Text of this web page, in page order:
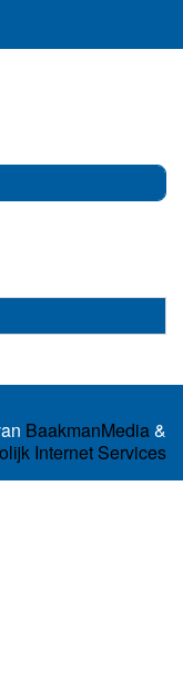
BaakmanMedia&
Internet Services